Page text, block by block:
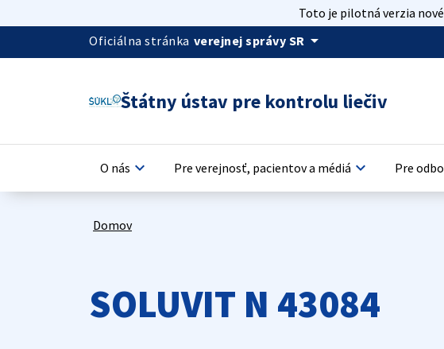
Toto je pilotná verzia
Oficiálna stránka verejnej správy SR arrow_drop_down
Štátny ústav pre kontrolu liečiv
O nás keyboard_arrow_down Pre verejnosť, pacientov a médiá keyboard_arrow_down Pre
Domov
SOLUVIT N 43084